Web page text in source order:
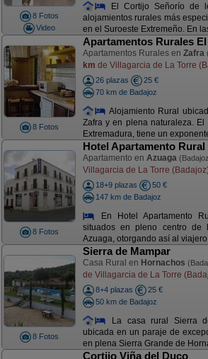
8 Fotos
Video
El Cortijo Señorío de
alojamientos rurales más
en el Suroeste Extremeño. En
8 Fotos
Apartamentos Rurales
Apartamentos Rurales en Zafra
km de Villagarcia de La Torre
26 plazas
25 €
70 km de Badajoz
Alojamiento Rural
Zafra y en plena naturaleza.
Extremadura, tiene un
8 Fotos
Hotel Apartamento Rural
Apartamento en Azuaga
Villagarcia de La Torre (Badajoz)
18+9 plazas
50 €
147 km de Badajoz
En Hotel Apartamento
situados en pleno centro de
Azuaga, otorgando así al
8 Fotos
Sierra de Mampar
Casa Rural en Hornachos
de Villagarcia de La Torre
8+4 plazas
25 €
50 km de Badajoz
La casa rural Sierra
ubicada en un paraje de
en plena Sierra Grande de
Cortijo Viña del Duco